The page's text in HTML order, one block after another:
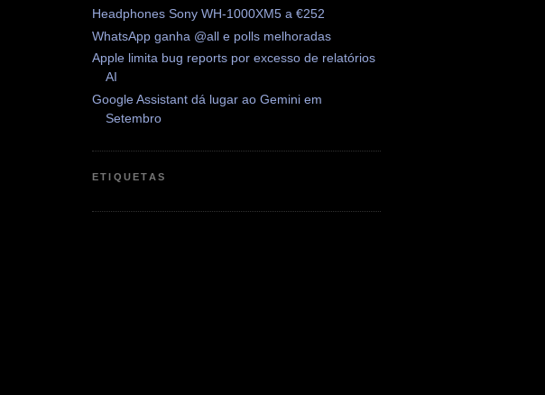
Headphones Sony WH-1000XM5 a €252
WhatsApp ganha @all e polls melhoradas
Apple limita bug reports por excesso de relatórios
AI
Google Assistant dá lugar ao Gemini em
Setembro
ETIQUETAS